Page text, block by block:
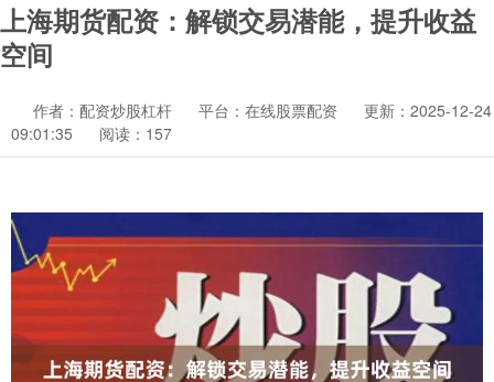
上海期货配资：解锁交易潜能，提升收益
空间
作者：配资炒股杠杆 平台：在线股票配资
更新：2025-12-24
09:01:35
阅读：157